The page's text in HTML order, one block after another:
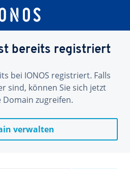
bereits registriert
bei IONOS registriert. Falls
sind, können Sie sich jetzt
zugreifen.
verwalten